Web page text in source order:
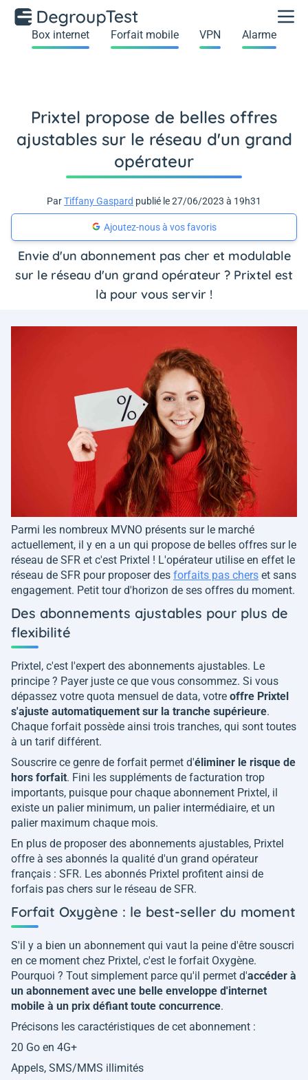
Box internet Forfait mobile VPN Alarme
Prixtel propose de belles offres
ajustables sur le réseau d'un grand
opérateur
ParTiffany Gaspard publié le 27/06/2023 à 19h31
Ajoutez-nous à vos favoris
Envie d'un abonnement pas cher et modulable
sur le réseau d'un grand opérateur ? Prixtel est
là pour vous servir !
Parmi les nombreux MVNO présents sur le marché
actuellement, il y en a un qui propose de belles offres sur le
réseau de SFR et c'est Prixtel ! L'opérateur utilise en effet le
réseau de SFR pour proposer des forfaits pas chers et sans
engagement. Petit tour d'horizon de ses offres du moment.
Des abonnements ajustables pour plus de
flexibilité
Prixtel, c'est l'expert des abonnements ajustables. Le
principe ? Payer juste ce que vous consommez. Si vous
dépassez votre quota mensuel de data, votre offre Prixtel
s'ajuste automatiquement sur la tranche supérieure.
Chaque forfait possède ainsi trois tranches, qui sont toutes
à un tarif différent.
Souscrire ce genre de forfait permet d'éliminer le risque de
hors forfait. Fini les suppléments de facturation trop
importants, puisque pour chaque abonnement Prixtel, il
existe un palier minimum, un palier intermédiaire, et un
palier maximum chaque mois.
En plus de proposer des abonnements ajustables, Prixtel
offre à ses abonnés la qualité d'un grand opérateur
français : SFR. Les abonnés Prixtel profitent ainsi de
forfais pas chers sur le réseau de SFR.
Forfait Oxygène : le best-seller du moment
S'il y a bien un abonnement qui vaut la peine d'être souscri
en ce moment chez Prixtel, c'est le forfait Oxygène.
Pourquoi ? Tout simplement parce qu'il permet d'accéder à
un abonnement avec une belle enveloppe d'internet
mobile à un prix défiant toute concurrence.
Précisons les caractéristiques de cet abonnement :
20 Go en 4G+
Appels, SMS/MMS illimités